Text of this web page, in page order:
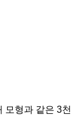
모형과 같은 3천